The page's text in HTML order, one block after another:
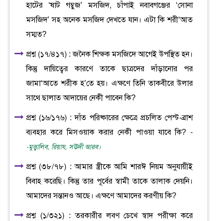
হাটের ‘ষাট গম্বুজ’ মসজিদ, চাঁপাই নবাবগঞ্জের ‘সোনা
মসজিদ’ সহ অনেক মসজিদ দেখতে যান। এটা কি শরী‘আত
সম্মত?
প্রশ্ন (১৭/৪১৭) : জনৈক শিক্ষক মসজিদে আগেই উপস্থিত হন।
কিন্তু দায়িত্বের কারণে তাকে ছাত্রদের দাঁড়ানোর পর
জামা‘আতে শরীক হ’তে হয়। এক্ষণে তিনি তাকবীরে উলার
সাথে ছালাত আদায়ের নেকী পাবেন কি?
প্রশ্ন (১৬/১৭৬) : দাঁত পরিষ্কারের ক্ষেত্রে প্রচলিত পেস্ট-ব্রাশ
ব্যবহার করে মিসওয়াক করার নেকী পাওয়া যাবে কি? -
-মুত্ত্বালিব, রিয়ায, সঊদী আরব।
প্রশ্ন (৩৮/৭৮) : আমার স্ত্রীকে আমি শারঈ নিয়ম অনুযায়ীই
বিবাহ করেছি। কিন্তু তার পূর্বের স্বামী তাকে তালাক দেয়নি।
আমাদের সন্তানও আছে। এক্ষণে আমাদের করণীয় কি?
প্রশ্ন (১/৩২১) : তরকারীর লবণ চেখে স্বাদ পরীক্ষা করে